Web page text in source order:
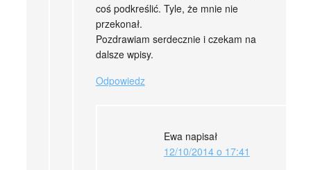
coś podkreślić. Tyle, że mnie nie
przekonał.
Pozdrawiam serdecznie i czekam na
dalsze wpisy.
Odpowiedz
Ewa napisał
12/10/2014 o 17:41